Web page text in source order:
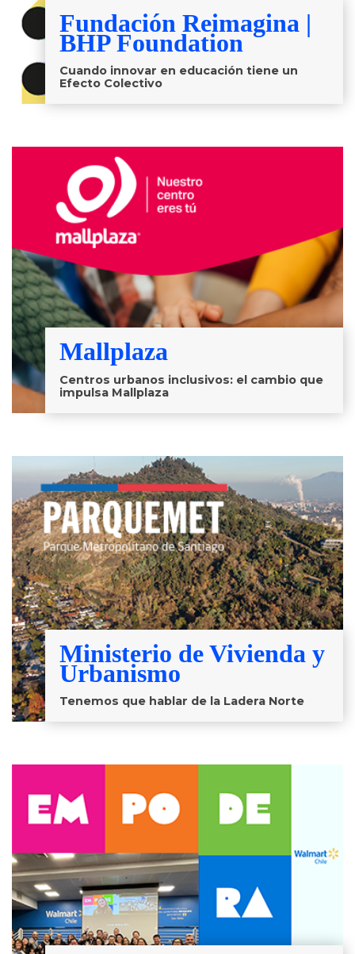
Fundación Reimagina |
BHP Foundation
Cuando innovar en educación tiene un
Efecto Colectivo
Mallplaza
Centros urbanos inclusivos: el cambio que
impulsa Mallplaza
Ministerio de Vivienda y
Urbanismo
Tenemos que hablar de la Ladera Norte